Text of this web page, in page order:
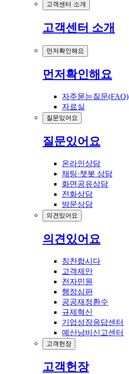
고객센터 소개
고객센터 소개
먼저확인해요
먼저확인해요
자주묻는질문(FAQ)
자료실
질문있어요
질문있어요
온라인상담
채팅·챗봇 상담
화면공유상담
전화상담
방문상담
의견있어요
의견있어요
칭찬합시다
고객제안
전자민원
행정심판
공공재정환수
규제혁신
기업성장응답센터
예산낭비신고센터
고객헌장
고객헌장